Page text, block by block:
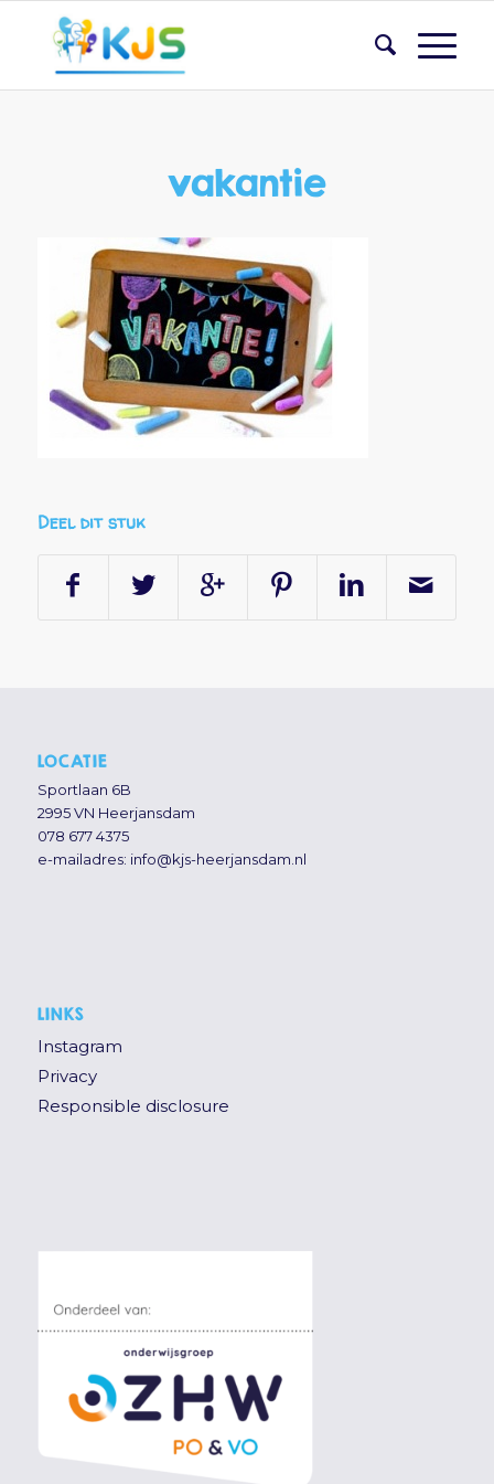
vakantie
Deel dit stuk
LOCATIE
Sportlaan 6B
2995 VN Heerjansdam
078 677 4375
e-mailadres: info@kjs-heerjansdam.nl
LINKS
Instagram
Privacy
Responsible disclosure